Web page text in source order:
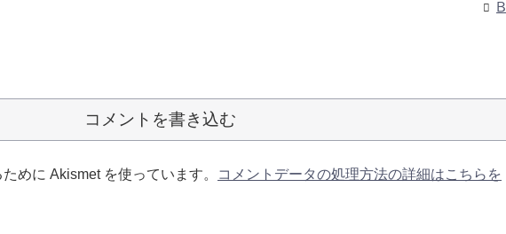
B
コメントを書き込む
めに Akismet を使っています。
コメントデータの処理方法の詳細はこちらを